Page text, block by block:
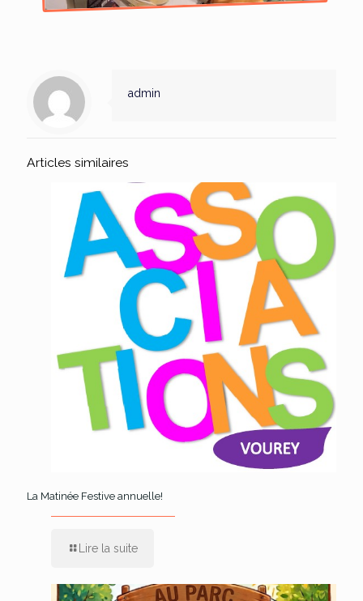
admin
Articles similaires
La Matinée Festive annuelle!
Lire la suite